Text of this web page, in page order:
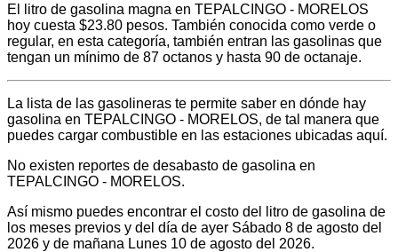
El litro de gasolina magna en TEPALCINGO - MORELOS
hoy cuesta $23.80 pesos. También conocida como verde o
regular, en esta categoría, también entran las gasolinas que
tengan un mínimo de 87 octanos y hasta 90 de octanaje.
La lista de las gasolineras te permite saber en dónde hay
gasolina en TEPALCINGO - MORELOS, de tal manera que
puedes cargar combustible en las estaciones ubicadas aquí.
No existen reportes de desabasto de gasolina en
TEPALCINGO - MORELOS.
Así mismo puedes encontrar el costo del litro de gasolina de
los meses previos y del día de ayer Sábado 8 de agosto del
2026 y de mañana Lunes 10 de agosto del 2026.